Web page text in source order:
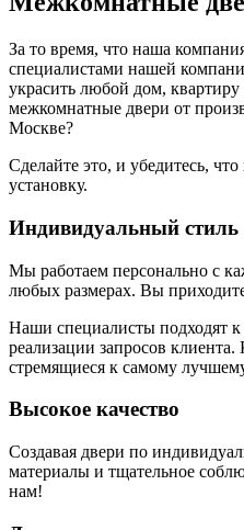
За то время, что наша
специалистами нашей
украсить любой дом,
межкомнатные двери от
Москве?
Сделайте это, и убедитесь,
установку.
Индивидуальный стиль
Мы работаем персонально с
любых размерах. Вы
Наши специалисты подходят к
реализации запросов
стремящиеся к самому
Высокое качество
Создавая двери по
материалы и тщательное
нам!